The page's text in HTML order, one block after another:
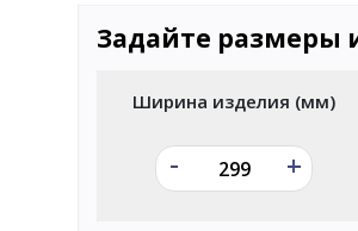
Задайте размеры
Ширина изделия (мм)
- +